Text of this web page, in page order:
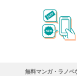
無料マンガ・ラノベ